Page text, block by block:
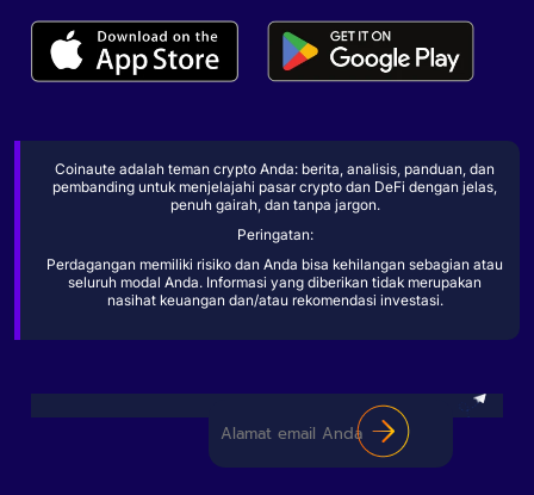
Coinaute adalah teman crypto Anda: berita, analisis, panduan, dan
pembanding untuk menjelajahi pasar crypto dan DeFi dengan jelas,
penuh gairah, dan tanpa jargon.
Peringatan:
Perdagangan memiliki risiko dan Anda bisa kehilangan sebagian atau
seluruh modal Anda. Informasi yang diberikan tidak merupakan
nasihat keuangan dan/atau rekomendasi investasi.